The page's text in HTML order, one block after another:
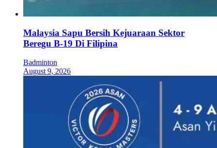
Malaysia Sapu Bersih Kejuaraan Sektor
Beregu B-19 Di Filipina
Badminton
August 9, 2026